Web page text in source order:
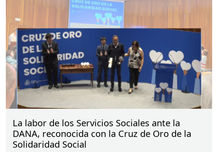
La labor de los Servicios Sociales ante la
DANA, reconocida con la Cruz de Oro de la
Solidaridad Social